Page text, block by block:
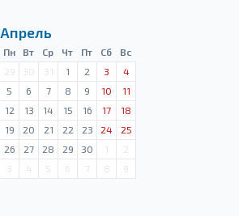
Апрель
Пн Вт Ср Чт Пт Сб
Вс
29 30 31 1 2 3
4
5 6 7 8 9 10
11
12 13 14 15 16 17
18
19 20 21 22 23 24
25
26 27 28 29 30 1
2
3 4 5 6 7 8 9